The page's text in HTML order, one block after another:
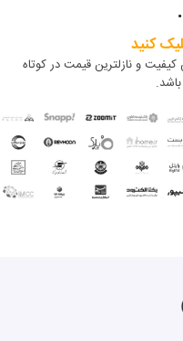
کنید
و نازلترین قیمت در کوتاه